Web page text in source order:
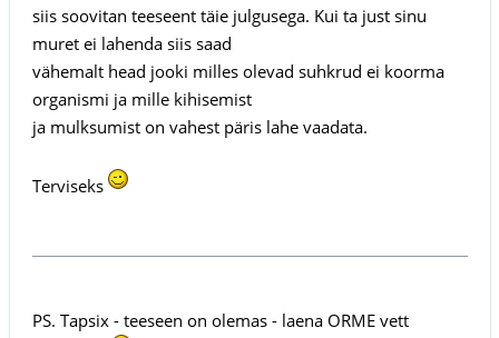
siis soovitan teeseent täie julgusega. Kui ta just sinu
muret ei lahenda siis saad
vähemalt head jooki milles olevad suhkrud ei koorma
organismi ja mille kihisemist
ja mulksumist on vahest päris lahe vaadata.
Terviseks
PS. Tapsix - teeseen on olemas - laena ORME vett